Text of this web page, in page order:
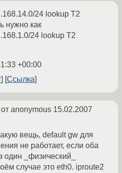
24 lookup T2
нужно как
24 lookup T2
+00:00
Ссылка
от anonymous 15.02.2007
вещь, default gw для
не работает, если оба
один _физический_
случае это eth0. iproute2